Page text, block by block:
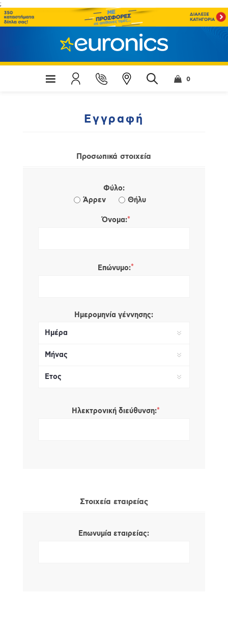
;
0
Εγγραφή
Προσωπικά στοιχεία
Φύλο:
Άρρεν
Θήλυ
Όνομα:*
Επώνυμο:*
Ημερομηνία γέννησης:
Ηλεκτρονική διεύθυνση:*
Στοιχεία εταιρείας
Επωνυμία εταιρείας: